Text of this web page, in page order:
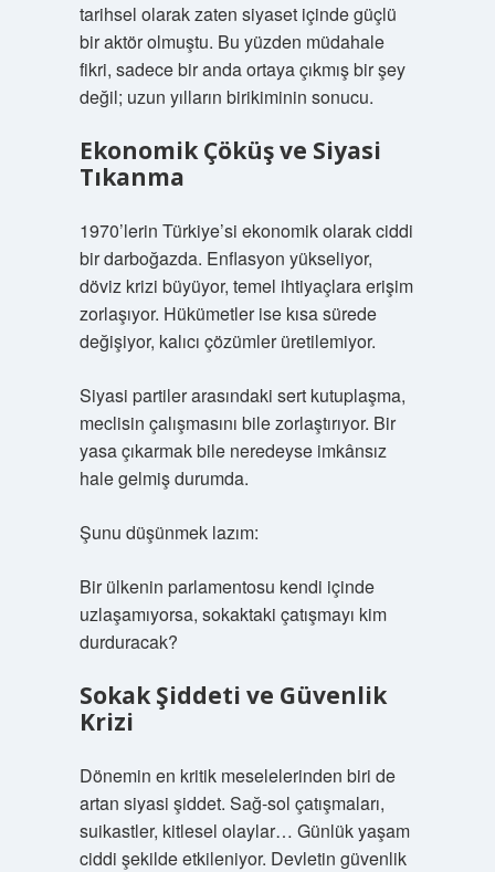
tarihsel olarak zaten siyaset içinde güçlü
bir aktör olmuştu. Bu yüzden müdahale
fikri, sadece bir anda ortaya çıkmış bir şey
değil; uzun yılların birikiminin sonucu.
Ekonomik Çöküş ve Siyasi
Tıkanma
1970’lerin Türkiye’si ekonomik olarak ciddi
bir darboğazda. Enflasyon yükseliyor,
döviz krizi büyüyor, temel ihtiyaçlara erişim
zorlaşıyor. Hükümetler ise kısa sürede
değişiyor, kalıcı çözümler üretilemiyor.
Siyasi partiler arasındaki sert kutuplaşma,
meclisin çalışmasını bile zorlaştırıyor. Bir
yasa çıkarmak bile neredeyse imkânsız
hale gelmiş durumda.
Şunu düşünmek lazım:
Bir ülkenin parlamentosu kendi içinde
uzlaşamıyorsa, sokaktaki çatışmayı kim
durduracak?
Sokak Şiddeti ve Güvenlik
Krizi
Dönemin en kritik meselelerinden biri de
artan siyasi şiddet. Sağ-sol çatışmaları,
suikastler, kitlesel olaylar… Günlük yaşam
ciddi şekilde etkileniyor. Devletin güvenlik